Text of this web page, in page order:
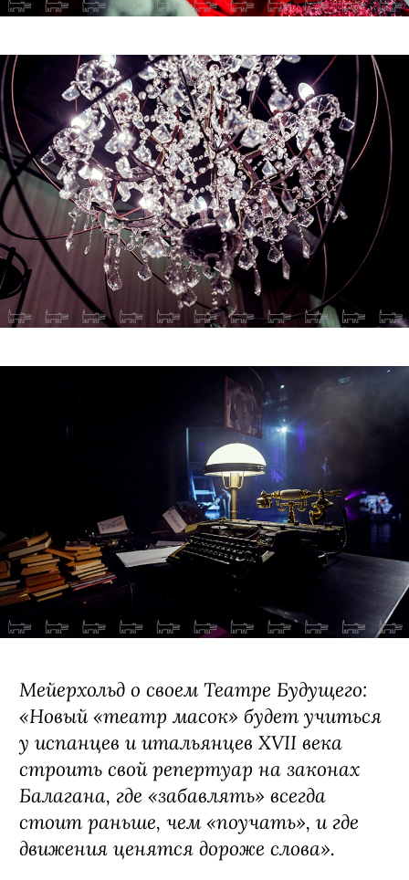
Мейерхольд о своем Театре Будущего:
«Новый «театр масок» будет учиться
у испанцев и итальянцев XVII века
строить свой репертуар на законах
Балагана, где «забавлять» всегда
стоит раньше, чем «поучать», и где
движения ценятся дороже слова».